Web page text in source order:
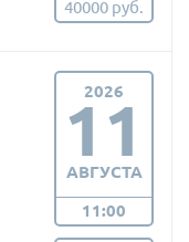
40000 руб.
2026
11
АВГУСТА
11:00